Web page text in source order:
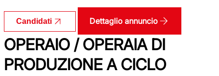
Candidati Dettaglio annuncio
OPERAIO / OPERAIA DI
PRODUZIONE A CICLO